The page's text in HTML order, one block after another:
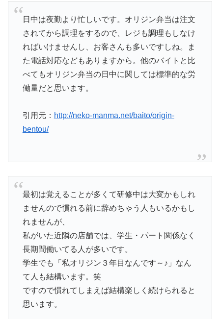
日中は夜勤より忙しいです。オリジン弁当は注文
されてから調理をするので、レジも調理もしなけ
ればいけませんし、お客さんも多いですしね。ま
た電話対応などもありますから。他のバイトと比
べてもオリジン弁当の日中に関しては標準的な労
働量だと思います。
引用元： http://neko-manma.net/baito/origin-
bentou/
最初は覚えることが多くて研修中は大変かもしれ
ませんので慣れる前に辞めちゃう人もいるかもし
れませんが、
私がいた近隣の店舗では、学生・パート関係なく
長期間働いてる人が多いです。
学生でも「私オリジン３年目なんです～♪」なん
て人も結構います。笑
ですので慣れてしまえば結構楽しく続けられると
思います。